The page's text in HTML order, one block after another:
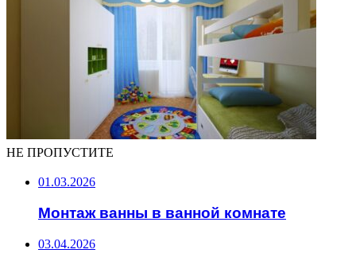
НЕ ПРОПУСТИТЕ
01.03.2026
Монтаж ванны в ванной комнате
03.04.2026